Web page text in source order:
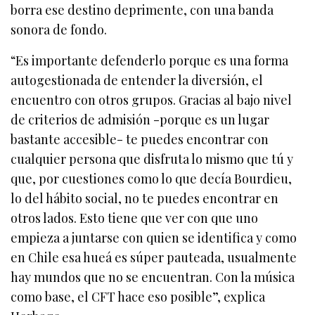
borra ese destino deprimente, con una banda
sonora de fondo.
“Es importante defenderlo porque es una forma
autogestionada de entender la diversión, el
encuentro con otros grupos. Gracias al bajo nivel
de criterios de admisión -porque es un lugar
bastante accesible- te puedes encontrar con
cualquier persona que disfruta lo mismo que tú y
que, por cuestiones como lo que decía Bourdieu,
lo del hábito social, no te puedes encontrar en
otros lados. Esto tiene que ver con que uno
empieza a juntarse con quien se identifica y como
en Chile esa hueá es súper pauteada, usualmente
hay mundos que no se encuentran. Con la música
como base, el CFT hace eso posible”, explica